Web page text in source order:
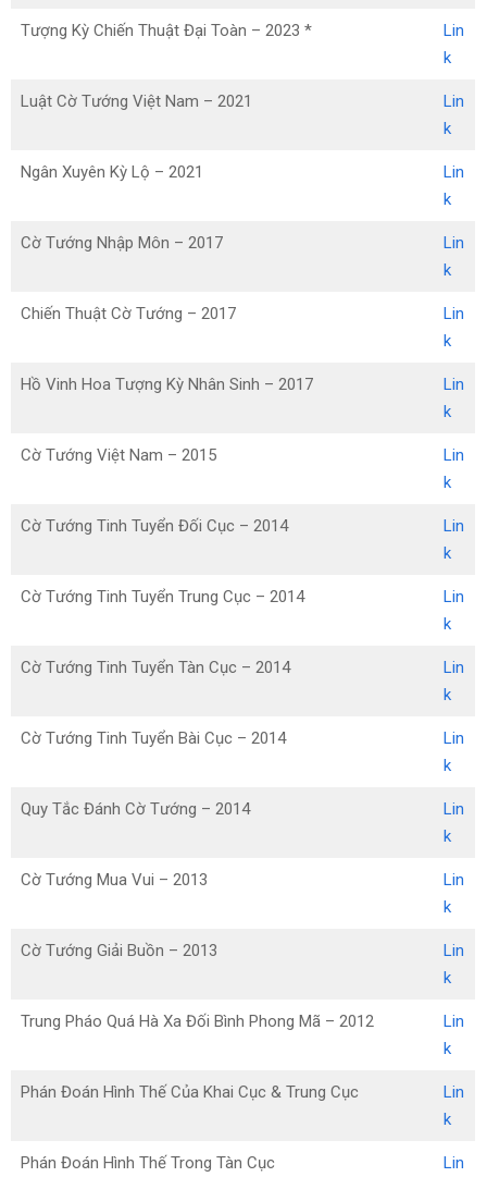
Tượng Kỳ Chiến Thuật Đại Toàn – 2023 *
Lin
k
Luật Cờ Tướng Việt Nam – 2021
Lin
k
Ngân Xuyên Kỳ Lộ – 2021
Lin
k
Cờ Tướng Nhập Môn – 2017
Lin
k
Chiến Thuật Cờ Tướng – 2017
Lin
k
Hồ Vinh Hoa Tượng Kỳ Nhân Sinh – 2017
Lin
k
Cờ Tướng Việt Nam – 2015
Lin
k
Cờ Tướng Tinh Tuyển Đối Cục – 2014
Lin
k
Cờ Tướng Tinh Tuyển Trung Cục – 2014
Lin
k
Cờ Tướng Tinh Tuyển Tàn Cục – 2014
Lin
k
Cờ Tướng Tinh Tuyển Bài Cục – 2014
Lin
k
Quy Tắc Đánh Cờ Tướng – 2014
Lin
k
Cờ Tướng Mua Vui – 2013
Lin
k
Cờ Tướng Giải Buồn – 2013
Lin
k
Trung Pháo Quá Hà Xa Đối Bình Phong Mã – 2012
Lin
k
Phán Đoán Hình Thế Của Khai Cục & Trung Cục
Lin
k
Phán Đoán Hình Thế Trong Tàn Cục
Lin